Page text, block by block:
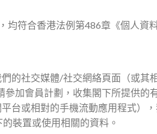
符合香港法例第486章《個人資
的社交媒體/社交網絡頁面（或其
加會員計劃，收集閣下所提供的
台或相對的手機流動應用程式）
裝置或使用相關的資料。